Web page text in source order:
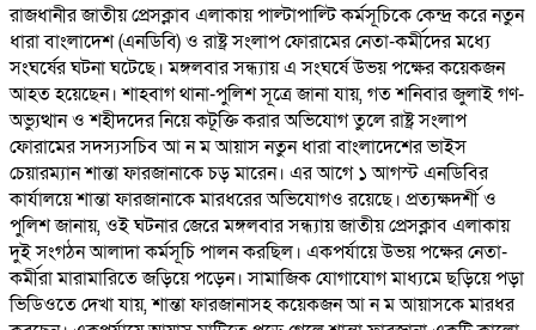
রাজধানীর জাতীয় প্রেসক্লাব এলাকায় পাল্টাপাল্টি কর্মসূচিকে কেন্দ্র করে নতুন
ধারা বাংলাদেশ (এনডিবি) ও রাষ্ট্র সংলাপ ফোরামের নেতা-কর্মীদের মধ্যে
সংঘর্ষের ঘটনা ঘটেছে। মঙ্গলবার সন্ধ্যায় এ সংঘর্ষে উভয় পক্ষের কয়েকজন
আহত হয়েছেন। শাহবাগ থানা-পুলিশ সূত্রে জানা যায়, গত শনিবার জুলাই গণ-
অভ্যুত্থান ও শহীদদের নিয়ে কটূক্তি করার অভিযোগ তুলে রাষ্ট্র সংলাপ
ফোরামের সদস্যসচিব আ ন ম আয়াস নতুন ধারা বাংলাদেশের ভাইস
চেয়ারম্যান শান্তা ফারজানাকে চড় মারেন। এর আগে ১ আগস্ট এনডিবির
কার্যালয়ে শান্তা ফারজানাকে মারধরের অভিযোগও রয়েছে। প্রত্যক্ষদর্শী ও
পুলিশ জানায়, ওই ঘটনার জেরে মঙ্গলবার সন্ধ্যায় জাতীয় প্রেসক্লাব এলাকায়
দুই সংগঠন আলাদা কর্মসূচি পালন করছিল। একপর্যায়ে উভয় পক্ষের নেতা-
কর্মীরা মারামারিতে জড়িয়ে পড়েন। সামাজিক যোগাযোগ মাধ্যমে ছড়িয়ে পড়া
ভিডিওতে দেখা যায়, শান্তা ফারজানাসহ কয়েকজন আ ন ম আয়াসকে মারধর